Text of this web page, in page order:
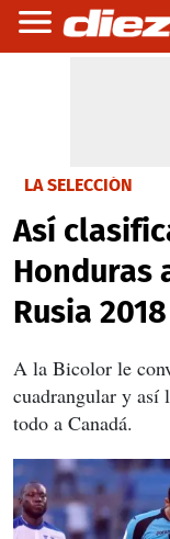
LA SELECCIÓN
Así
Honduras
Rusia 2018
A la Bicolor le
cuadrangular y así
todo a Canadá.